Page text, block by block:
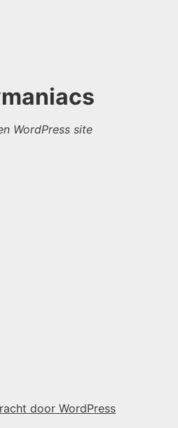
WordPress site
door WordPress